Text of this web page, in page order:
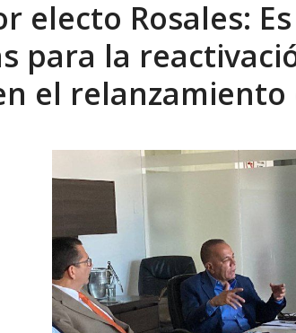
que apague la luz: 17 años de excusas,
electo Rosales:
para la
el relanzamiento